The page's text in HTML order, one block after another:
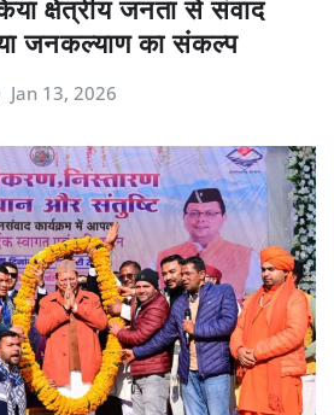
जनकल्याण का संकल्प
Jan 13, 2026